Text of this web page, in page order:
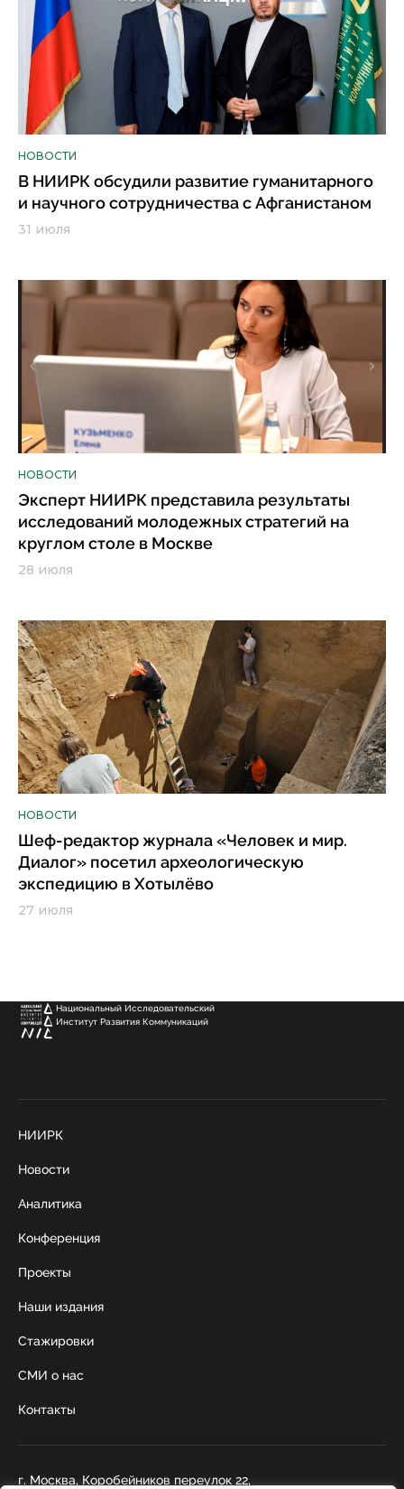
НОВОСТИ
В НИИРК обсудили развитие гуманитарного
и научного сотрудничества с Афганистаном
31 июля
НОВОСТИ
Эксперт НИИРК представила результаты
исследований молодежных стратегий на
круглом столе в Москве
28 июля
НОВОСТИ
Шеф-редактор журнала «Человек и мир.
Диалог» посетил археологическую
экспедицию в Хотылёво
27 июля
Национальный Исследовательский
Институт Развития Коммуникаций
НИИРК
Новости
Аналитика
Конференция
Проекты
Наши издания
Стажировки
СМИ о нас
Контакты
г. Москва, Коробейников переулок 22,